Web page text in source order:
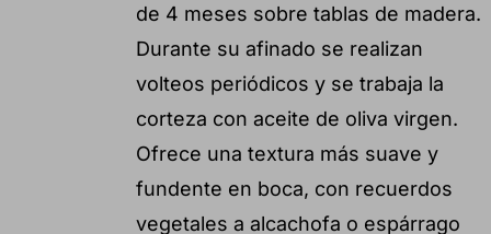
de 4 meses sobre tablas de madera.
Durante su afinado se realizan
volteos periódicos y se trabaja la
corteza con aceite de oliva virgen.
Ofrece una textura más suave y
fundente en boca, con recuerdos
vegetales a alcachofa o espárrago